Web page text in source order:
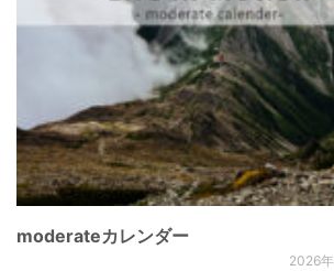
moderateカレンダー
2026